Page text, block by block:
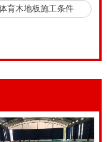
英团队，及其完善
地板技术专业安
羽毛球馆木地板施
虫眼地板的出现自
方米成本只有七八
也就100来元。而
育木地板施工条件